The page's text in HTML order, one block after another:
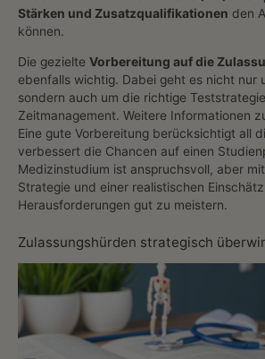
Stärken und Zusatzqualifikationen den
können.
Die gezielte Vorbereitung auf die
ebenfalls wichtig. Dabei geht es nicht nur
sondern auch um die richtige
Zeitmanagement. Weitere Informationen
Eine gute Vorbereitung berücksichtigt all
verbessert die Chancen auf einen
Medizinstudium ist anspruchsvoll, aber
Strategie und einer realistischen
Herausforderungen gut zu meistern.
Zulassungshürden strategisch